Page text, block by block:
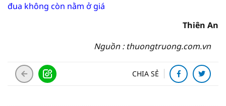
đua không còn nằm ở giá
Thiên An
Nguồn : thuongtruong.com.vn
CHIA SẺ